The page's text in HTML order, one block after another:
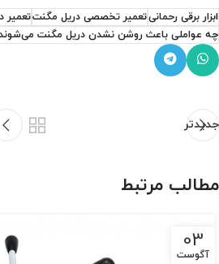
ابزار برقی رحمانیتعمیر تخصصی دریل مگنتتعمیر
چه عواملی باعث روشن نشدن دریل مگنت
جدیدتر
مطالب مرتبط
03
آگوست